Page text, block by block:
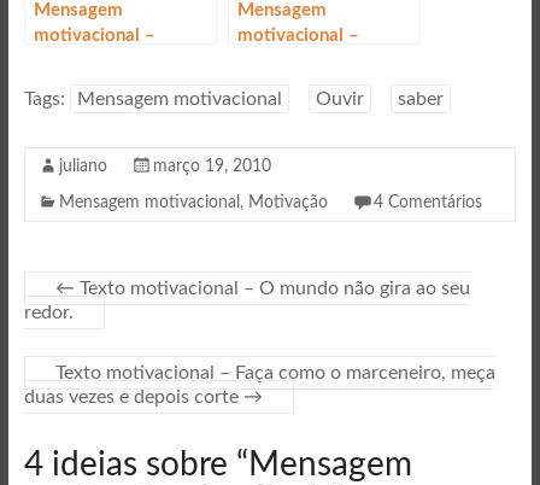
Mensagem
motivacional –
Mensagem
motivacional –
Tags: Mensagem motivacional Ouvir saber
juliano março 19, 2010
Mensagem motivacional , Motivação 4 Comentários
← Texto motivacional – O mundo não gira ao seu
redor.
Texto motivacional – Faça como o marceneiro, meça
duas vezes e depois corte →
4 ideias sobre “ Mensagem